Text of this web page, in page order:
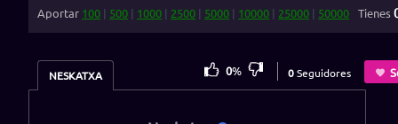
Aportar 100 | 500 | 1000 | 2500 | 5000 | 10000 | 25000 | 50000 Tienes
NESKATXA 0% 0Seguidores